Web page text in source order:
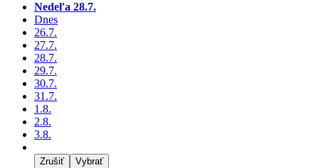
Nedeľa 28.7.
Dnes
26.7.
27.7.
28.7.
29.7.
30.7.
31.7.
1.8.
2.8.
3.8.
Zrušiť Vybrať